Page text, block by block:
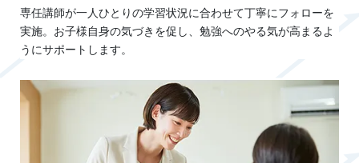
専任講師が一人ひとりの学習状況に合わせて丁寧にフォローを
実施。お子様自身の気づきを促し、勉強へのやる気が高まるよ
うにサポートします。